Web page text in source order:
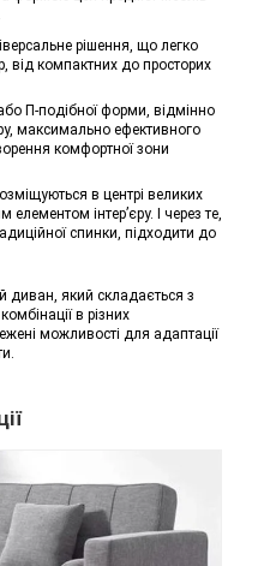
рішення, що легко
від компактних до просторих
П-подібної форми, відмінно
максимально ефективного
комфортної зони
в центрі великих
інтер’єру. І через те,
спинки, підходити до
диван, який складається з
в різних
можливості для адаптації